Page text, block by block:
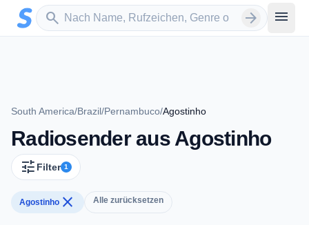
Zum Hauptinhalt springen
search
Sender suchen arrow_forward menu
South America/Brazil/Pernambuco/Agostinho
Radiosender aus Agostinho
tune Filter 1
Agostinho close Alle zurücksetzen